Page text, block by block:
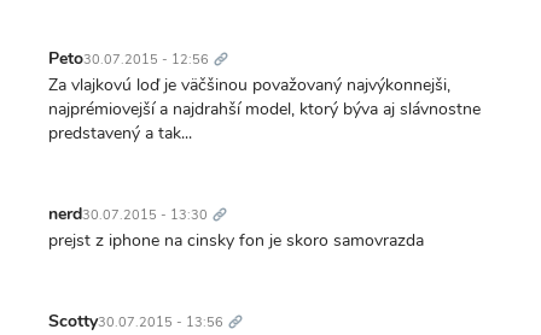
Peto30.07.2015 - 12:56 odkaz
Za vlajkovú loď je väčšinou považovaný najvýkonnejši,
najprémiovejší a najdrahší model, ktorý býva aj slávnostne
predstavený a tak...
nerd30.07.2015 - 13:30 odkaz
prejst z iphone na cinsky fon je skoro samovrazda
Scotty30.07.2015 - 13:56 odkaz